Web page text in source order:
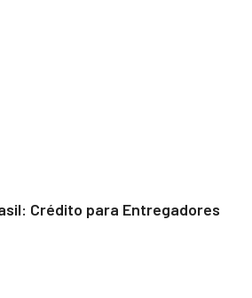
Crédito para Entregadores